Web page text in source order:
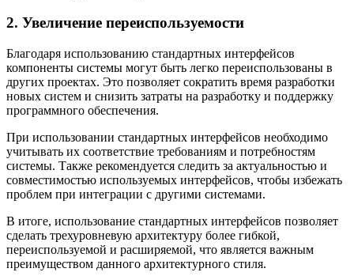
2. Увеличение переиспользуемости
Благодаря использованию стандартных интерфейсов
компоненты системы могут быть легко переиспользованы в
других проектах. Это позволяет сократить время разработки
новых систем и снизить затраты на разработку и поддержку
программного обеспечения.
При использовании стандартных интерфейсов необходимо
учитывать их соответствие требованиям и потребностям
системы. Также рекомендуется следить за актуальностью и
совместимостью используемых интерфейсов, чтобы избежать
проблем при интеграции с другими системами.
В итоге, использование стандартных интерфейсов позволяет
сделать трехуровневую архитектуру более гибкой,
переиспользуемой и расширяемой, что является важным
преимуществом данного архитектурного стиля.